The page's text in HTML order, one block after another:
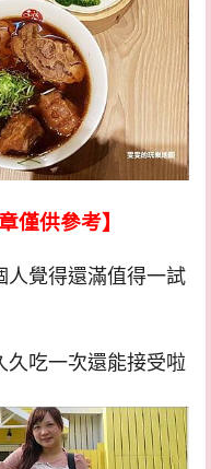
僅供參考】
人覺得還滿值得一試
久吃一次還能接受啦